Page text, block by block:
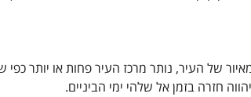
של העיר, נותר מרכז העיר פחות או יותר
חזרה בזמן אל שלהי ימי הביניים.